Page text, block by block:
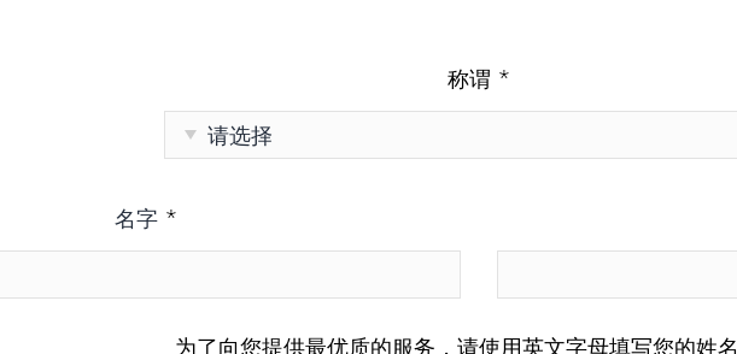
称谓 *
名字 *